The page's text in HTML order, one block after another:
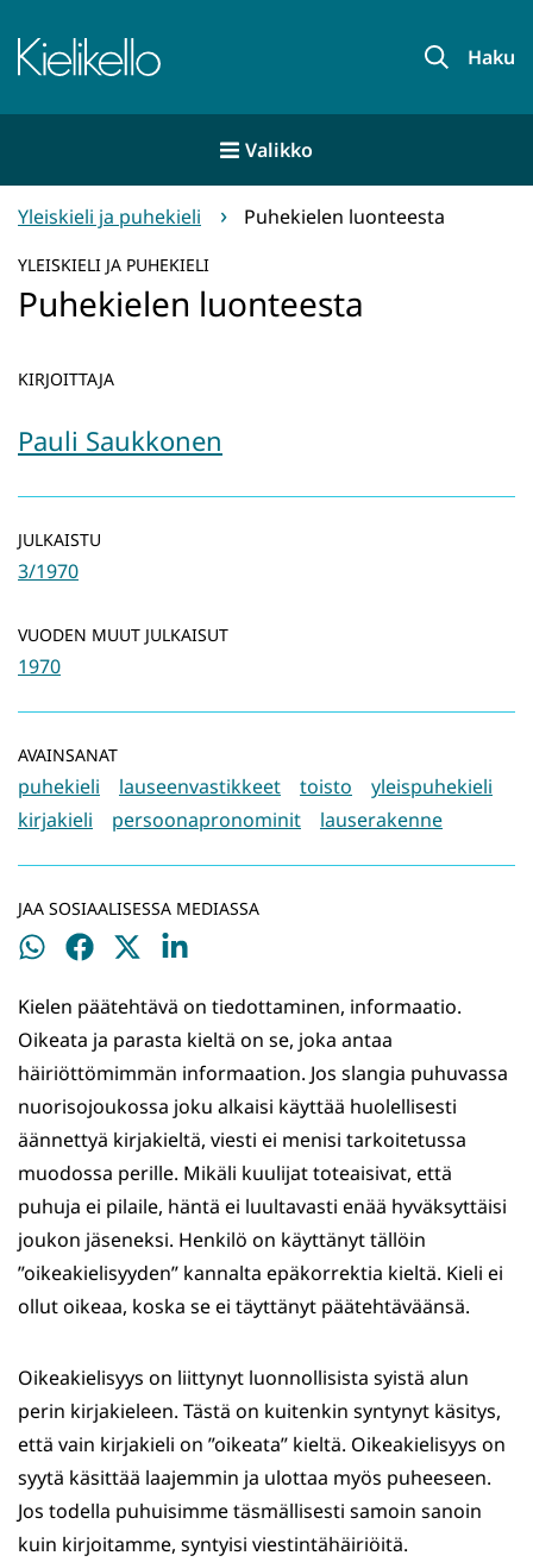
sisältöön
Etusivu Haku
Valikko
Yleiskieli ja puhekieli Puhekielen luonteesta
YLEISKIELI JA PUHEKIELI
Puhekielen luonteesta
KIRJOITTAJA
Pauli Saukkonen
JULKAISTU
3/1970
VUODEN MUUT JULKAISUT
1970
AVAINSANAT
puhekieli lauseenvastikkeet toisto
yleispuhekieli
kirjakieli
persoonapronominit lauserakenne
JAA SOSIAALISESSA MEDIASSA
Jaa
Jaa
Jaa
Jaa
Kielen päätehtävä on tiedottaminen, informaatio.
Oikeata ja parasta kieltä on se, joka antaa
häiriöttömimmän informaation. Jos slangia puhuvassa
nuorisojoukossa joku alkaisi käyttää huolellisesti
äännettyä kirjakieltä, viesti ei menisi tarkoitetussa
muodossa perille. Mikäli kuulijat toteaisivat, että
puhuja ei pilaile, häntä ei luultavasti enää hyväksyttäisi
joukon jäseneksi. Henkilö on käyttänyt tällöin
”oikeakielisyyden” kannalta epäkorrektia kieltä. Kieli ei
ollut oikeaa, koska se ei täyttänyt päätehtäväänsä.
Oikeakielisyys on liittynyt luonnollisista syistä alun
perin kirjakieleen. Tästä on kuitenkin syntynyt käsitys,
että vain kirjakieli on ”oikeata” kieltä. Oikeakielisyys on
syytä käsittää laajemmin ja ulottaa myös puheeseen.
Jos todella puhuisimme täsmällisesti samoin sanoin
kuin kirjoitamme, syntyisi viestintähäiriöitä.